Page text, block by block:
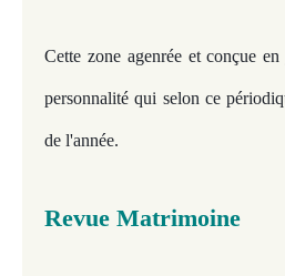
Cette zone agenrée et conçue
personnalité qui selon ce
de l'année.
Revue Matrimoine